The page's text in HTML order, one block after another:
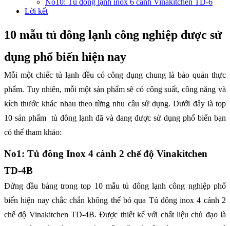
Lời kết
10 mẫu tủ đông lạnh công nghiệp được sử
dụng phổ biến hiện nay
Mỗi một chiếc tủ lạnh đều có công dụng chung là bảo quản thực
phẩm. Tuy nhiên, mỗi một sản phẩm sẽ có công suất, công năng và
kích thước khác nhau theo từng nhu cầu sử dụng. Dưới đây là top
10 sản phẩm tủ đông lạnh đã và đang được sử dụng phổ biến bạn
có thể tham khảo:
No1: Tủ đông Inox 4 cánh 2 chế độ Vinakitchen
TD-4B
Đứng đầu bảng trong top 10 mẫu tủ đông lạnh công nghiệp phổ
biến hiện nay chắc chắn không thể bỏ qua Tủ đông inox 4 cánh 2
chế độ Vinakitchen TD-4B. Được thiết kế với chất liệu chủ đạo là